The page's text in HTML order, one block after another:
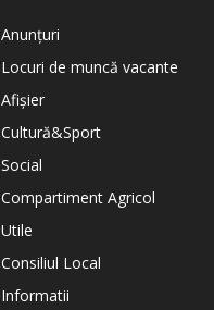
Anunțuri
Locuri de muncă vacante
Afișier
Cultură&Sport
Social
Compartiment Agricol
Utile
Consiliul Local
Informatii